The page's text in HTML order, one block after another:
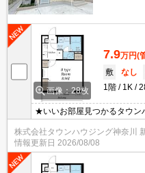
画像：28枚
7.9万円(
敷
なし
1階
1K
★いいお部屋見つかるタウン
ご相談ください♪★
株式会社タウンハウジング神奈川
情報更新日 2026/08/08